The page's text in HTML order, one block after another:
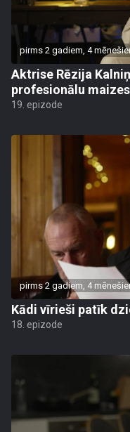
pirms 2 gadiem, 4
Aktrise Rēzija
profesionālu
19. epizode
pirms 2 gadiem, 4
Kādi vīrieši patīk
18. epizode